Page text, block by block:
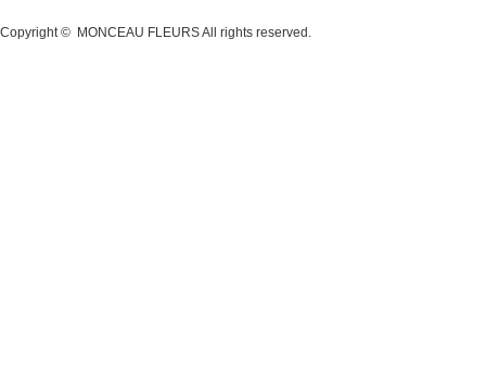
Copyright © MONCEAU FLEURSAll rights reserved.